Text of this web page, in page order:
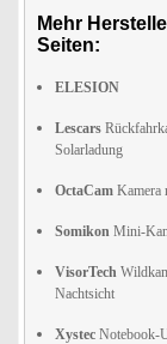
Mehr
Seiten:
ELESION
Lescars
Solarladung
OctaCam
Somikon Mini-
VisorTech
Nachtsicht
Xystec Notebook-